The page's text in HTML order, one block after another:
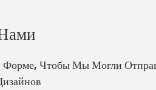
Чтобы Мы Могли